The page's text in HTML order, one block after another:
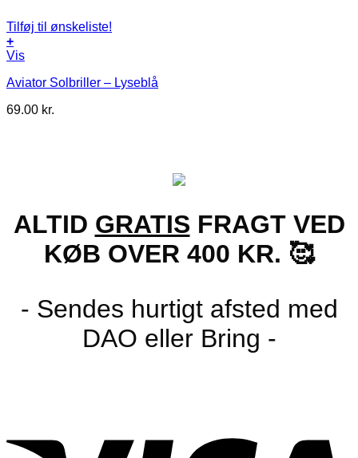
Tilføj til ønskeliste!
+
Vis
Aviator Solbriller – Lyseblå
69.00 kr.
ALTID GRATIS FRAGT VED
KØB OVER 400 KR. 🥰
- Sendes hurtigt afsted med
DAO eller Bring -